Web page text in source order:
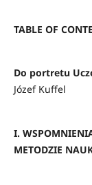
TABLE OF
Do portretu
Józef Kuffel
I.
METODZIE